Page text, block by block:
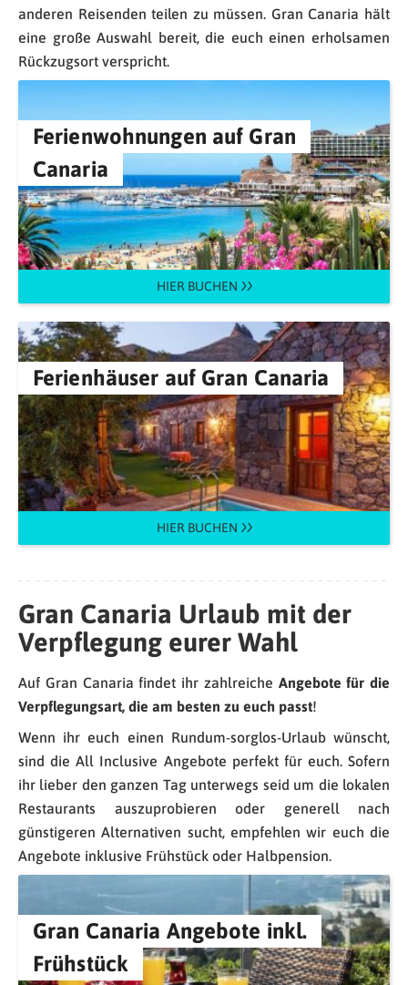
anderen Reisenden teilen zu müssen. Gran Canaria hält
eine große Auswahl bereit, die euch einen erholsamen
Rückzugsort verspricht.
Ferienwohnungen auf Gran
Canaria
HIER BUCHEN
Ferienhäuser auf Gran Canaria
HIER BUCHEN
Gran Canaria Urlaub mit der
Verpflegung eurer Wahl
Auf Gran Canaria findet ihr zahlreiche Angebote für die
Verpflegungsart, die am besten zu euch passt!
Wenn ihr euch einen Rundum-sorglos-Urlaub wünscht,
sind die All Inclusive Angebote perfekt für euch. Sofern
ihr lieber den ganzen Tag unterwegs seid um die lokalen
Restaurants auszuprobieren oder generell nach
günstigeren Alternativen sucht, empfehlen wir euch die
Angebote inklusive Frühstück oder Halbpension.
Gran Canaria Angebote inkl.
Frühstück